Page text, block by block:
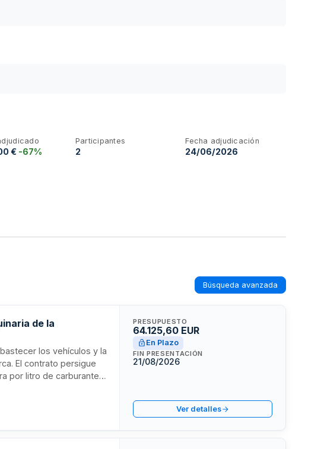
€ -67%
Participantes
2
Fecha adjudicación
24/06/2026
Búsqueda avanzada
de la
los vehículos y la
El contrato persigue
por litro de carburante,
por vehículo
PRESUPUESTO
64.125,60 EUR
En Plazo
FIN PRESENTACIÓN
21/08/2026
Ver detalles